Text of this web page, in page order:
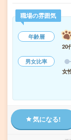
職場の雰囲気
年齢層
20
男女比率
女
気になる!